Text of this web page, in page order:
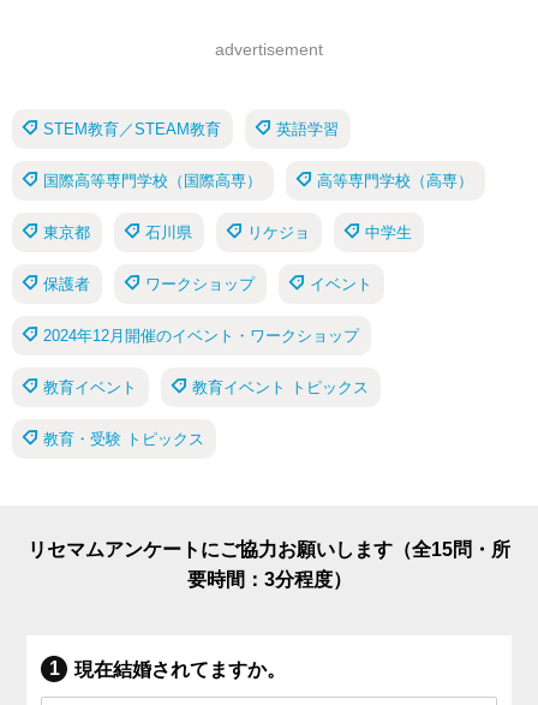
advertisement
STEM教育／STEAM教育 英語学習
国際高等専門学校（国際高専） 高等専門学校（高専）
東京都 石川県 リケジョ 中学生
保護者 ワークショップ イベント
2024年12月開催のイベント・ワークショップ
教育イベント 教育イベント トピックス
教育・受験 トピックス
リセマムアンケートにご協力お願いします（全15問・所
要時間：3分程度）
現在結婚されてますか。